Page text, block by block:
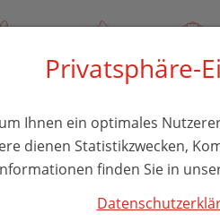
Über uns Rezept-
Privatsphäre-
Ihnen ein optimales
dienen Statistikzwecken,
finden Sie in